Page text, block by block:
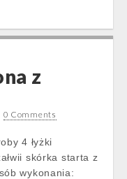
z
0 Comments
4 łyżki
skórka starta z
wykonania: